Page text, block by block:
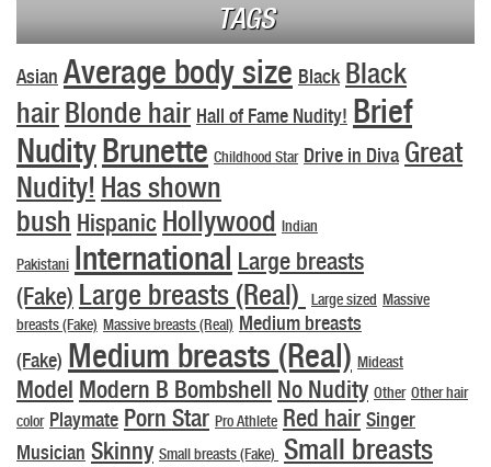
TAGS
Asian Average body size Black Black
hairBlonde hair Hall of Fame Nudity! Brief
NudityBrunette Childhood Star Drive in Diva Great
Nudity! Has shown
bush Hispanic Hollywood Indian
Pakistani International Large breasts
(Fake) Large breasts (Real) Large sized Massive
breasts (Fake) Massive breasts (Real) Medium breasts
(Fake) Medium breasts (Real) Mideast
Model Modern B Bombshell No Nudity Other Other hair
color Playmate Porn Star Pro Athlete Red hair Singer
Musician Skinny Small breasts (Fake) Small breasts